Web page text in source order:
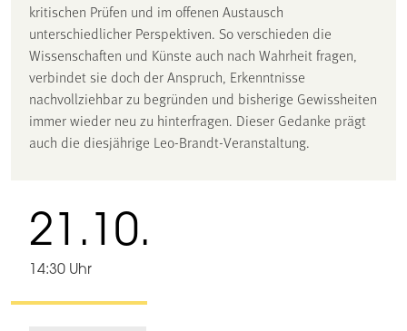
kritischen Prüfen und im offenen Austausch
unterschiedlicher Perspektiven. So verschieden die
Wissenschaften und Künste auch nach Wahrheit fragen,
verbindet sie doch der Anspruch, Erkenntnisse
nachvollziehbar zu begründen und bisherige Gewissheiten
immer wieder neu zu hinterfragen. Dieser Gedanke prägt
auch die diesjährige Leo-Brandt-Veranstaltung.
21.10.
14:30 Uhr